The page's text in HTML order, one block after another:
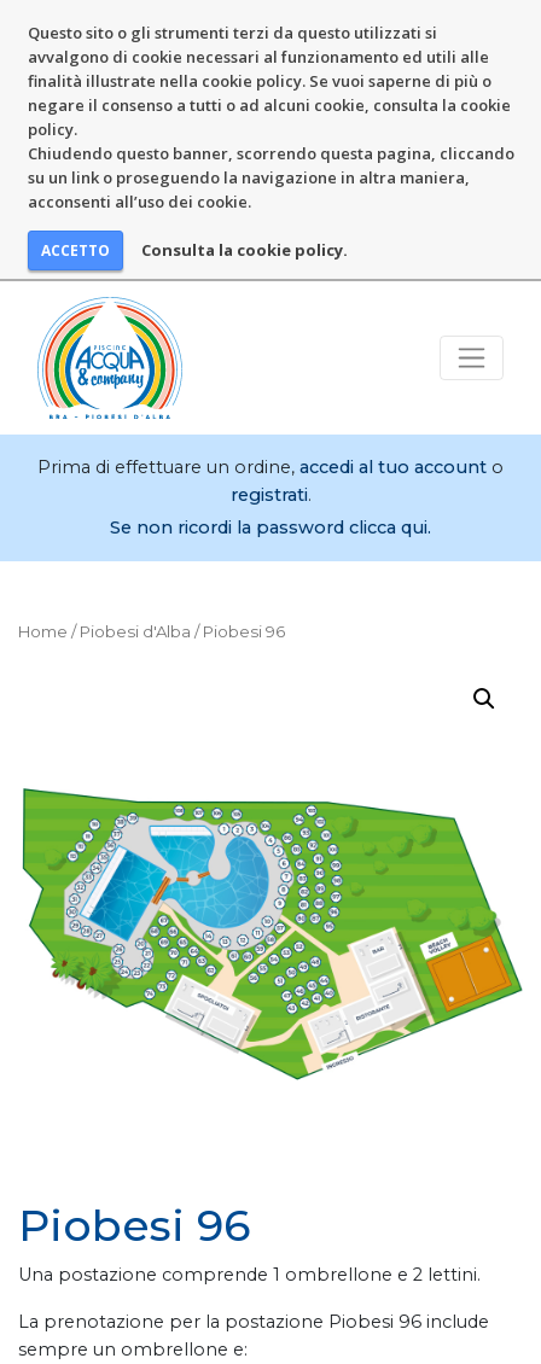
Questo sito o gli strumenti terzi da questo utilizzati si
avvalgono di cookie necessari al funzionamento ed utili alle
finalità illustrate nella cookie policy. Se vuoi saperne di più o
negare il consenso a tutti o ad alcuni cookie, consulta la cookie
policy.
Chiudendo questo banner, scorrendo questa pagina, cliccando
su un link o proseguendo la navigazione in altra maniera,
acconsenti all’uso dei cookie.
Consulta la cookie policy.
Prima di effettuare un ordine, accedi al tuo account o
registrati.
Se non ricordi la password clicca qui.
Home /Piobesi d'Alba / Piobesi 96
Piobesi 96
Una postazione comprende 1 ombrellone e 2 lettini.
La prenotazione per la postazione Piobesi 96 include
sempre un ombrellone e: